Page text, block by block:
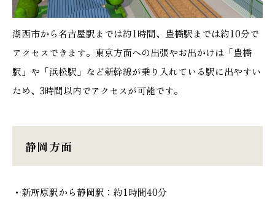
湖西市から名古屋駅までは約1時間、豊橋駅までは約10分で
アクセスできます。東京方面への出張やお出かけは「豊橋
駅」や「浜松駅」など新幹線が乗り入れている駅に出やすい
ため、3時間以内でアクセスが可能です。
静岡方面
・新所原駅から静岡駅：約1時間40分